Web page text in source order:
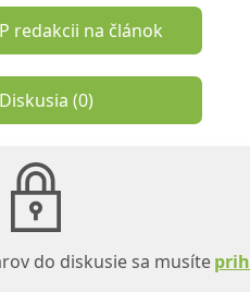
redakcii na článok
Diskusia (0)
do diskusie sa musíte